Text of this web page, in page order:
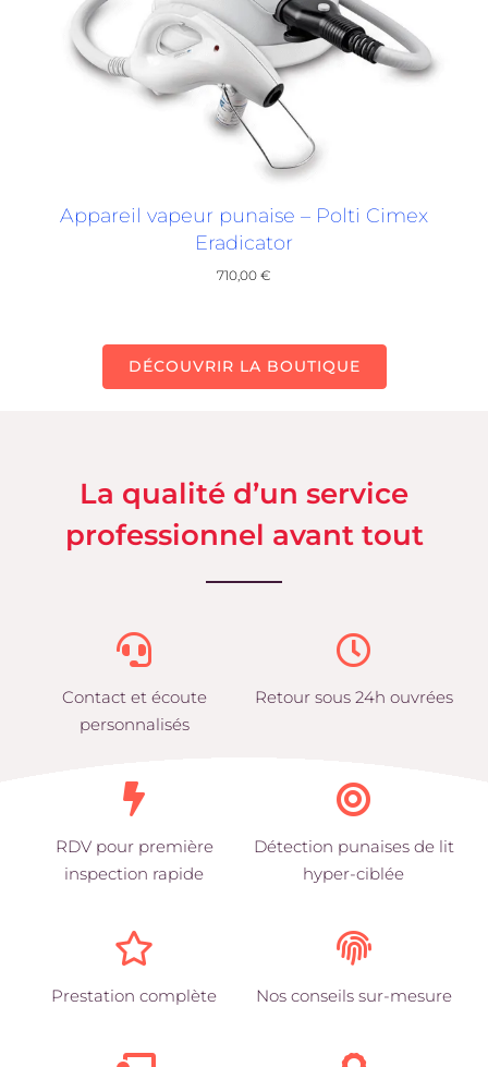
Appareil vapeur punaise – Polti Cimex
Eradicator
710,00€
DÉCOUVRIR LA BOUTIQUE
La qualité d’un service
professionnel avant tout
Contact et écoute
personnalisés
Retour sous 24h ouvrées
RDV pour première
inspection rapide
Détection punaises de lit
hyper-ciblée
Prestation complète Nos conseils sur-mesure